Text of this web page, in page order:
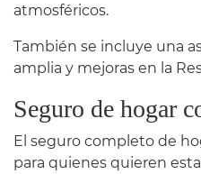
atmosféricos.
También se incluye una
amplia y mejoras en la
Seguro de hogar
El seguro completo de
para quienes quieren